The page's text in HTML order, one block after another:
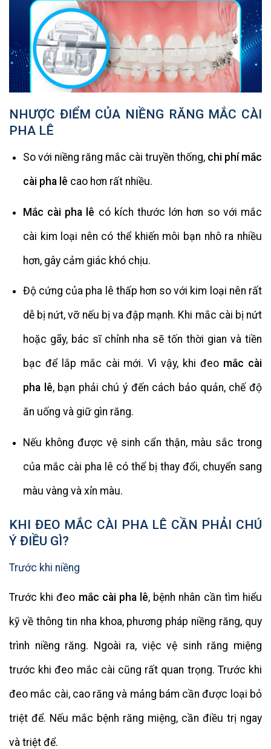
NHƯỢC ĐIỂM CỦA NIỀNG RĂNG MẮC CÀI
PHA LÊ
So với niềng răng mắc cài truyền thống, chi phí mắc
cài pha lê cao hơn rất nhiều.
Mắc cài pha lê có kích thước lớn hơn so với mắc
cài kim loại nên có thể khiến môi bạn nhô ra nhiều
hơn, gây cảm giác khó chịu.
Độ cứng của pha lê thấp hơn so với kim loại nên rất
dễ bị nứt, vỡ nếu bị va đập mạnh. Khi mắc cài bị nứt
hoặc gãy, bác sĩ chỉnh nha sẽ tốn thời gian và tiền
bạc để lắp mắc cài mới. Vì vậy, khi đeo mắc cài
pha lê, bạn phải chú ý đến cách bảo quản, chế độ
ăn uống và giữ gìn răng.
Nếu không được vệ sinh cẩn thận, màu sắc trong
của mắc cài pha lê có thể bị thay đổi, chuyển sang
màu vàng và xỉn màu.
KHI ĐEO MẮC CÀI PHA LÊ CẦN PHẢI CHÚ
Ý ĐIỀU GÌ?
Trước khi niềng
Trước khi đeo mắc cài pha lê, bệnh nhân cần tìm hiểu
kỹ về thông tin nha khoa, phương pháp niềng răng, quy
trình niềng răng. Ngoài ra, việc vệ sinh răng miệng
trước khi đeo mắc cài cũng rất quan trọng. Trước khi
đeo mắc cài, cao răng và mảng bám cần được loại bỏ
triệt để. Nếu mắc bệnh răng miệng, cần điều trị ngay
và triệt để.